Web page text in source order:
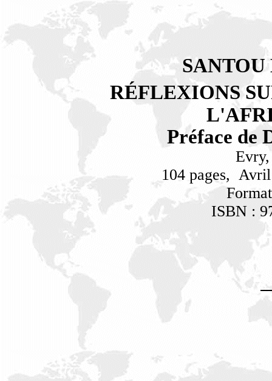
RÉFLEXIONS
Préface de
Evry,
104 pages, Avril
ISBN :